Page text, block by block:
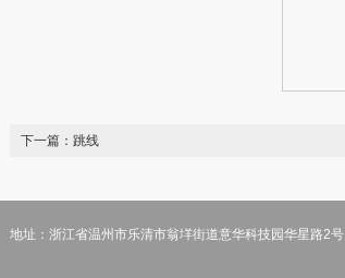
下一篇： 跳线
地址：浙江省温州市乐清市翁垟街道意华科技园华星路2号